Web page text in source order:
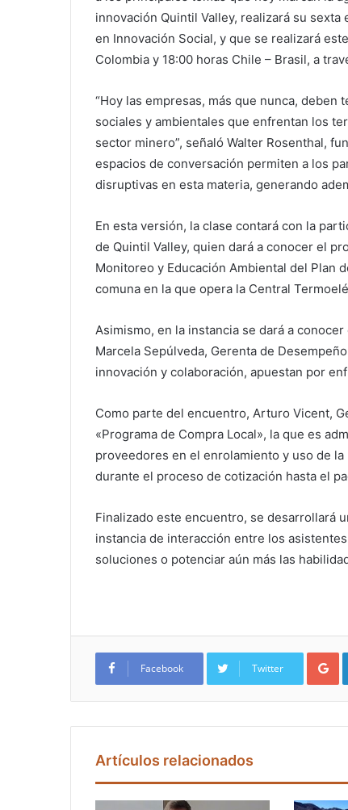
innovación Quintil Valley, realizará su
en Innovación Social, y que se realizará
Colombia y 18:00 horas Chile – Brasil, a
“Hoy las empresas, más que nunca,
sociales y ambientales que enfrentan los
sector minero”, señaló Walter Rosenthal,
espacios de conversación permiten a los
disruptivas en esta materia, generando
En esta versión, la clase contará con la
de Quintil Valley, quien dará a conocer el
Monitoreo y Educación Ambiental del Plan
comuna en la que opera la Central
Asimismo, en la instancia se dará a
Marcela Sepúlveda, Gerenta de
innovación y colaboración, apuestan por
Como parte del encuentro, Arturo Vicent,
«Programa de Compra Local», la que es
proveedores en el enrolamiento y uso de
durante el proceso de cotización hasta el
Finalizado este encuentro, se desarrollará
instancia de interacción entre los
soluciones o potenciar aún más las
Facebook Twitter
Google+
Artículos relacionados